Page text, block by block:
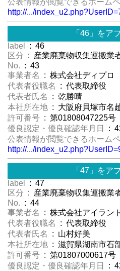
公表情報が閲覧できるホーム
http://.../
「46」をア
label
: 46
区分 : 産業廃棄物収集運搬業
No. : 43
事業者名
: 株式会社ディプロ
代表者役職名
: 代表取締役
代表者氏名
: 乾勝晴
本社所在地 : 大阪府貝塚市名
許可番号 : 第01808047225号
優良認定・優良確認年月日
:
公表情報が閲覧できるホーム
http://.../
「47」をア
label
: 47
区分 : 産業廃棄物収集運搬業
No. : 44
事業者名
: 株式会社アイラン
代表者役職名
: 代表取締役
代表者氏名
: 山村好美
本社所在地 : 滋賀県湖南市石
許可番号 : 第01807000617号
優良認定・優良確認年月日
: